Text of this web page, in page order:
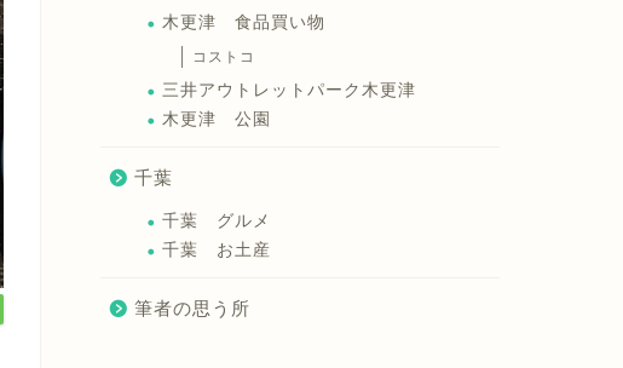
木更津 食品買い物
コストコ
三井アウトレットパーク木更津
木更津 公園
千葉
千葉 グルメ
千葉 お土産
筆者の思う所